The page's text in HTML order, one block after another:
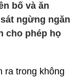
bố và ăn
ngừng ngăn
cho phép họ
ra trong không